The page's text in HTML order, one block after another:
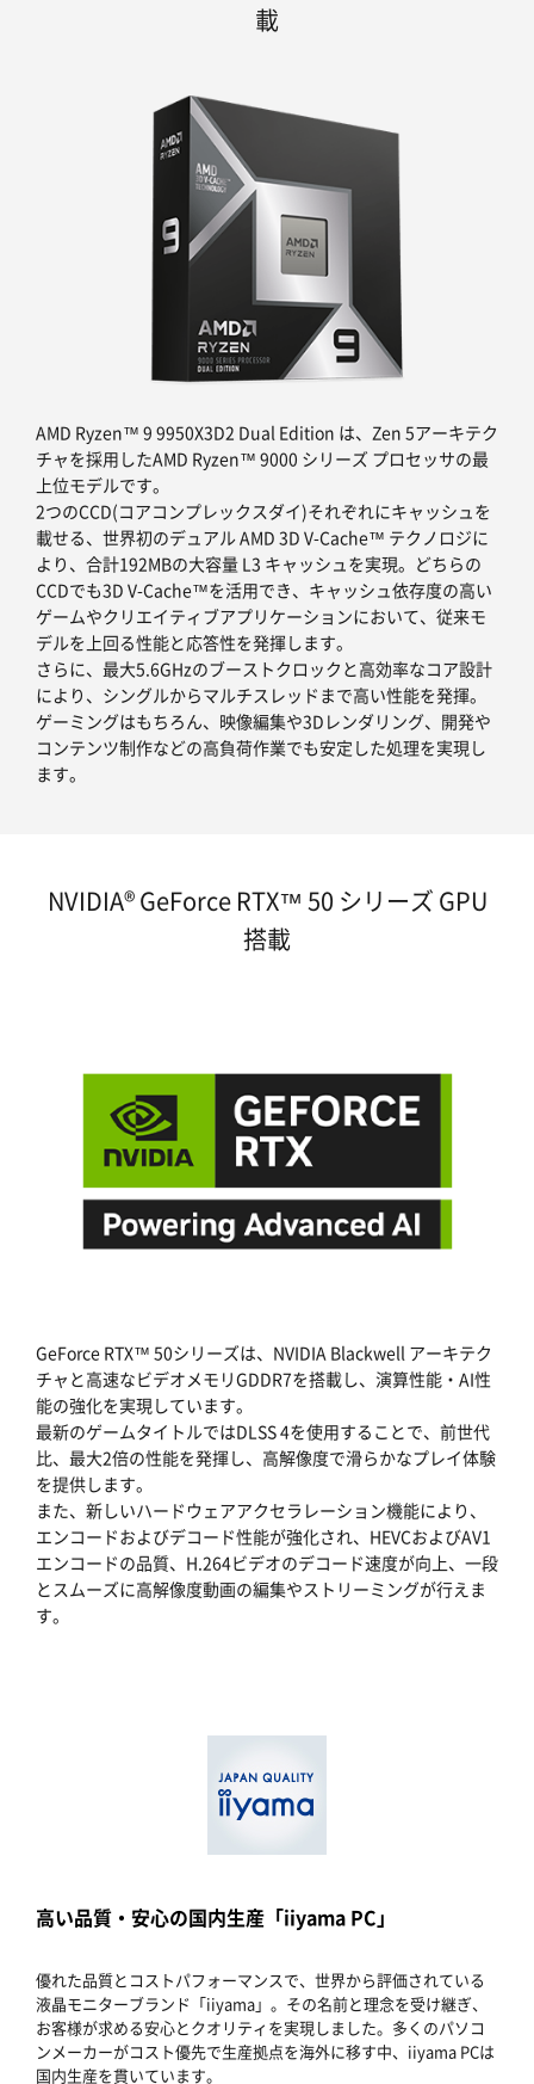
載
AMD Ryzen™ 9 9950X3D2 Dual Edition は、Zen 5アーキテク
チャを採用したAMD Ryzen™ 9000 シリーズ プロセッサの最
上位モデルです。
2つのCCD(コアコンプレックスダイ)それぞれにキャッシュを
載せる、世界初のデュアル AMD 3D V-Cache™ テクノロジに
より、合計192MBの大容量 L3 キャッシュを実現。どちらの
CCDでも3D V-Cache™を活用でき、キャッシュ依存度の高い
ゲームやクリエイティブアプリケーションにおいて、従来モ
デルを上回る性能と応答性を発揮します。
さらに、最大5.6GHzのブーストクロックと高効率なコア設計
により、シングルからマルチスレッドまで高い性能を発揮。
ゲーミングはもちろん、映像編集や3Dレンダリング、開発や
コンテンツ制作などの高負荷作業でも安定した処理を実現し
ます。
NVIDIA® GeForce RTX™ 50 シリーズ GPU
搭載
GeForce RTX™ 50シリーズは、NVIDIA Blackwell アーキテク
チャと高速なビデオメモリGDDR7を搭載し、演算性能・AI性
能の強化を実現しています。
最新のゲームタイトルではDLSS 4を使用することで、前世代
比、最大2倍の性能を発揮し、高解像度で滑らかなプレイ体験
を提供します。
また、新しいハードウェアアクセラレーション機能により、
エンコードおよびデコード性能が強化され、HEVCおよびAV1
エンコードの品質、H.264ビデオのデコード速度が向上、一段
とスムーズに高解像度動画の編集やストリーミングが行えま
す。
高い品質・安心の国内生産「iiyama PC」
優れた品質とコストパフォーマンスで、世界から評価されている
液晶モニターブランド「iiyama」。その名前と理念を受け継ぎ、
お客様が求める安心とクオリティを実現しました。多くのパソコ
ンメーカーがコスト優先で生産拠点を海外に移す中、iiyama PCは
国内生産を貫いています。